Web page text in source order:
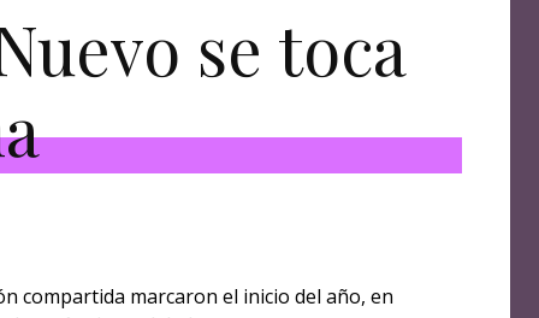
se toca
compartida marcaron el inicio del año, en